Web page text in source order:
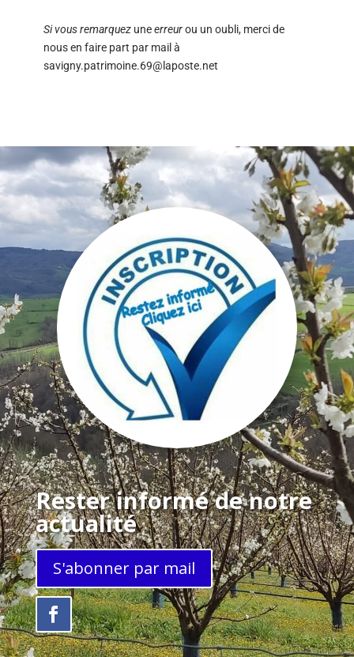
Si vous remarquezuneerreurou un oubli, merci de
nous en faire part par mail à
savigny.patrimoine.69@laposte.net
Rester informé de notre
actualité
S'abonner par mail